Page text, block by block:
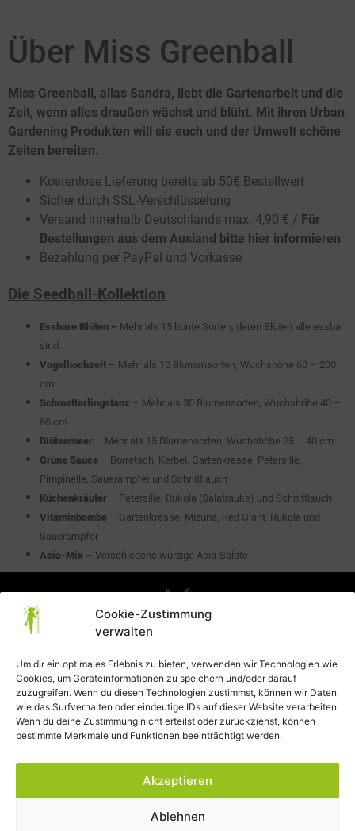
Cookie-Zustimmung
verwalten
Um dir ein optimales Erlebnis zu bieten, verwenden wir Technologien wie
Cookies, um Geräteinformationen zu speichern und/oder darauf
zuzugreifen. Wenn du diesen Technologien zustimmst, können wir Daten
wie das Surfverhalten oder eindeutige IDs auf dieser Website verarbeiten.
Wenn du deine Zustimmung nicht erteilst oder zurückziehst, können
bestimmte Merkmale und Funktionen beeinträchtigt werden.
Akzeptieren
Ablehnen
Über Miss Greenball
Miss Greenball, alias Sandra, liebt die Gartenarbeit und die
Zeit, wenn alles draußen wächst und blüht. Mit ihren Urban
Gardening Produkten will sie euch und der Umwelt schöne
Zeiten bereiten.
Kostenlose Lieferung bereits ab 50€ Bestellwert
Sicher durch SSL-Verschlüsselung
Versand innerhalb Deutschlands max. 4,90 € / Für
Bestellungen aus dem Ausland bitte hier informieren
Bezahlung per PayPal und Vorkasse
Die Seedball-Kollektion
Essbare Blüten – Mehr als 15 bunte Sorten, deren Blüten alle essbar
sind.
Vogelhochzeit – Mehr als 10 Blumensorten, Wuchshöhe 60 – 200
cm
Schmetterlingstanz – Mehr als 30 Blumensorten, Wuchshöhe 40 –
80 cm
Blütenmeer – Mehr als 15 Blumensorten, Wuchshöhe 25 – 40 cm
Grüne Sauce – Borretsch, Kerbel, Gartenkresse, Petersilie,
Pimpinelle, Sauerampfer und Schnittlauch
Küchenkräuter – Petersilie, Rukola (Salatrauke) und Schnittlauch
Vitaminbombe – Gartenkresse, Mizuna, Red Giant, Rukola und
Sauerampfer
Asia-Mix – Verschiedene würzige Asia-Salate
Datenschutzerklärung
AGB
Widerrufsbelehrung
Cookie-Richtlinie (EU)